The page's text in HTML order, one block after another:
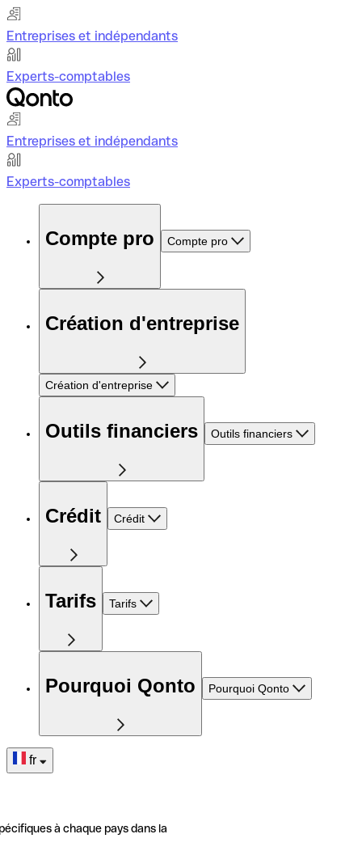
Entreprises et indépendants
Experts-comptables
Entreprises et indépendants
Experts-comptables
Compte pro Compte pro
Création d'entreprise
Création d'entreprise
Outils financiers Outils financiers
Crédit Crédit
Tarifs Tarifs
Pourquoi Qonto Pourquoi Qonto
fr
à chaque pays dans la